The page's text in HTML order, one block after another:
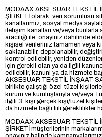
MODAAX AKSESUAR TEKSTİL
ŞİRKETİ olarak, veri sorumlusu
kanallarımız, sosyal medya
iletişim kanalları ve/veya bunlarla
aracılığı ile; onayınız dahilinde
kişisel verileriniz tamamen veya
saklanabilir, depolanabilir,
kontrol edilebilir, yeniden
için gerekli olan ya da ilgili
edilebilir, kanuni ya da hizmete
AKSESUAR TEKSTİL İNŞAAT
birlikte çalıştığı özel-tüzel
kurum ve kuruluşlarıyla ve/veya
ilgili 3. kişi gerçek kişi/tüzel
da hizmete bağlı fiili gereklilikler
MODAAX AKSESUAR TEKSTİL
ŞİRKETİ müşterilerinin